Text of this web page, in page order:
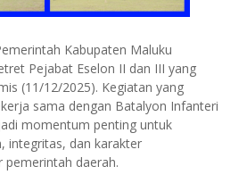
Kabupaten Maluku
Pejabat Eselon II dan III yang
(11/12/2025). Kegiatan yang
sama dengan Batalyon Infanteri
momentum penting untuk
integritas, dan karakter
daerah.